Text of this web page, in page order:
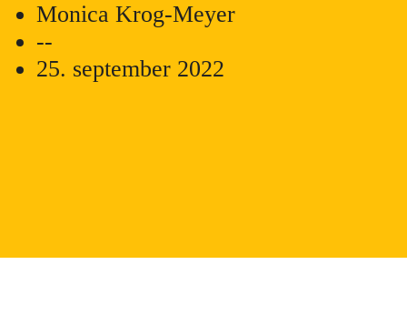
Monica Krog-Meyer
--
25. september 2022